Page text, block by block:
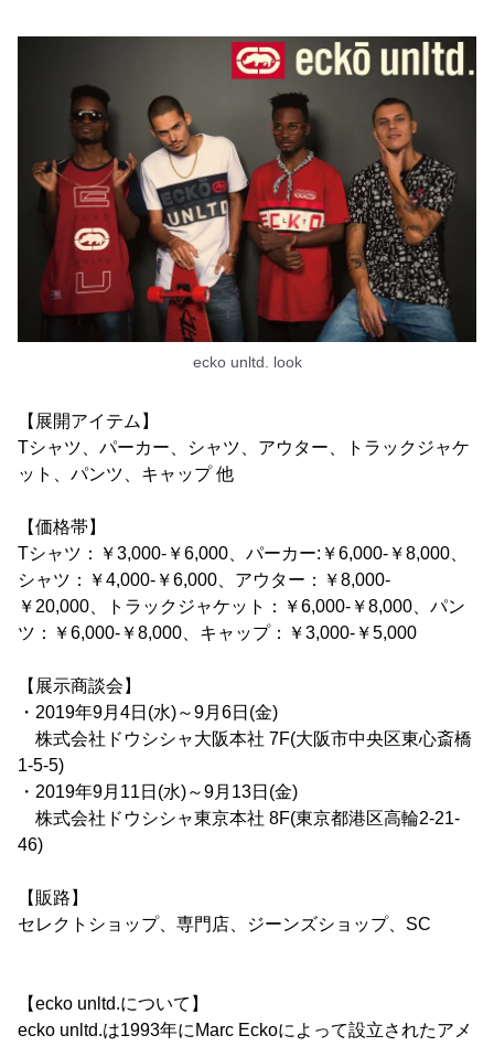
ecko unltd. look
【展開アイテム】
Tシャツ、パーカー、シャツ、アウター、トラックジャケ
ット、パンツ、キャップ 他
【価格帯】
Tシャツ：￥3,000-￥6,000、パーカー:￥6,000-￥8,000、
シャツ：￥4,000-￥6,000、アウター：￥8,000-
￥20,000、トラックジャケット：￥6,000-￥8,000、パン
ツ：￥6,000-￥8,000、キャップ：￥3,000-￥5,000
【展示商談会】
・2019年9月4日(水)～9月6日(金)
株式会社ドウシシャ大阪本社 7F(大阪市中央区東心斎橋
1-5-5)
・2019年9月11日(水)～9月13日(金)
株式会社ドウシシャ東京本社 8F(東京都港区高輪2-21-
46)
【販路】
セレクトショップ、専門店、ジーンズショップ、SC
【ecko unltd.について】
ecko unltd.は1993年にMarc Eckoによって設立されたアメ